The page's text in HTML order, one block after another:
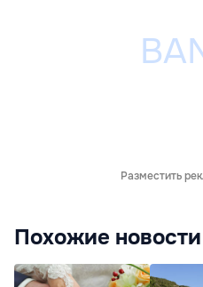
Разместить
Похожие новости